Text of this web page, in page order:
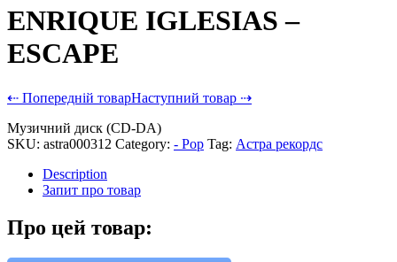
ENRIQUE IGLESIAS –
ESCAPE
⇠ Попередній товарНаступний товар ⇢
Музичний диск (CD-DA)
SKU: astra000312 Category: - Pop Tag: Астра рекордс
Description
Запит про товар
Про цей товар: